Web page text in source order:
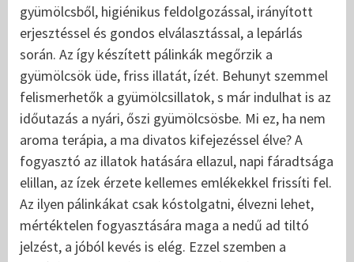
gyümölcsből, higiénikus feldolgozással, irányított
erjesztéssel és gondos elválasztással, a lepárlás
során. Az így készített pálinkák megőrzik a
gyümölcsök üde, friss illatát, ízét. Behunyt szemmel
felismerhetők a gyümölcsillatok, s már indulhat is az
időutazás a nyári, őszi gyümölcsösbe. Mi ez, ha nem
aroma terápia, a ma divatos kifejezéssel élve? A
fogyasztó az illatok hatására ellazul, napi fáradtsága
elillan, az ízek érzete kellemes emlékekkel frissíti fel.
Az ilyen pálinkákat csak kóstolgatni, élvezni lehet,
mértéktelen fogyasztására maga a nedű ad tiltó
jelzést, a jóból kevés is elég. Ezzel szemben a